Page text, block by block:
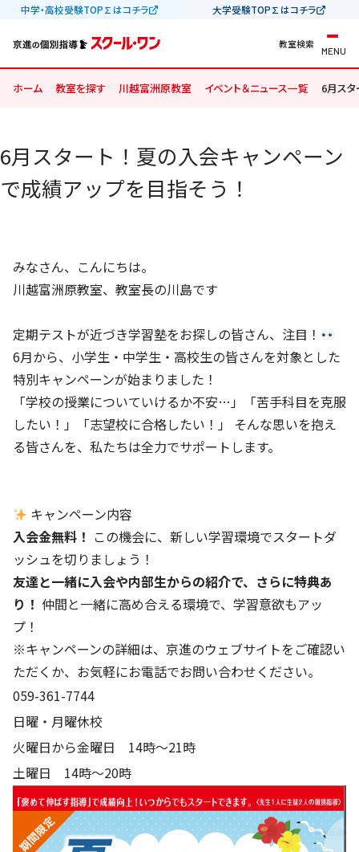
中学・高校受験TOP∑はコチラ 大学受験TOP∑はコチラ
教室検索
MENU
ホーム 教室を探す 川越富洲原教室 イベント＆ニュース一覧 6月スタ
6月スタート！夏の入会キャンペーン
で成績アップを目指そう！
みなさん、こんにちは。
川越富洲原教室、教室長の川島です
定期テストが近づき学習塾をお探しの皆さん、注目！
6月から、小学生・中学生・高校生の皆さんを対象とした
特別キャンペーンが始まりました！
「学校の授業についていけるか不安…」「苦手科目を克服
したい！」「志望校に合格したい！」 そんな思いを抱え
る皆さんを、私たちは全力でサポートします。
キャンペーン内容
入会金無料！ この機会に、新しい学習環境でスタートダ
ッシュを切りましょう！
友達と一緒に入会や内部生からの紹介で、さらに特典あ
り！ 仲間と一緒に高め合える環境で、学習意欲もアッ
プ！
※キャンペーンの詳細は、 京進のウェブサイトをご確認い
ただくか、お気軽にお電話でお問い合わせください。
059-361-7744
日曜・月曜休校
火曜日から金曜日 14時～21時
土曜日 14時～20時